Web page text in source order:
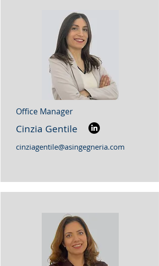
Office Manager
Cinzia Gentile
cinziagentile@asingegneria.com